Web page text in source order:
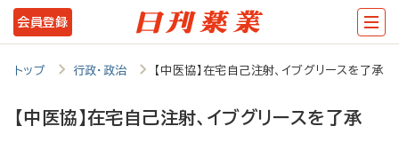
メ
イ
会員登録
トップ 行政・政治 【中医協】在宅自己注射、イブグリースを了承
【中医協】在宅自己注射、イブグリースを了承